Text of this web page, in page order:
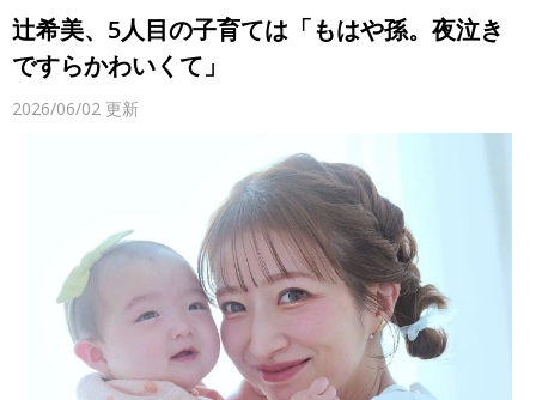
辻希美、5人目の子育ては「もはや孫。夜泣き
ですらかわいくて」
2026/06/02 更新